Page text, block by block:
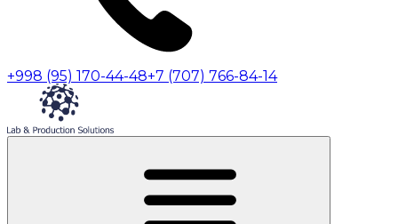
+998 (95) 170-44-48+7 (707) 766-84-14